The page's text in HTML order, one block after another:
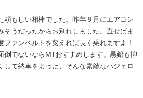
頼もしい相棒でした。昨年９月にエアコン
うだったからお別れしました。直せばま
ァンベルトを変えれば長く乗れますよ！
でないならMTおすすめします。黒鉛も抑
て納車をまった、そんな素敵なパジェロ